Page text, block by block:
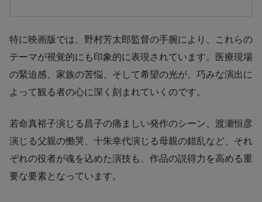
特に映画版では、野村芳太郎監督の手腕により、これらの
テーマが視覚的にも印象的に表現されています。医療現場
の緊迫感、家族の苦悩、そして希望の光が、巧みな演出に
よって観る者の心に深く刻まれていくのです。
若命真裕子演じる昌子の痛ましい発作のシーン、渡瀬恒彦
演じる父親の慟哭、十朱幸代演じる母親の錯乱など、それ
ぞれの役者が魂を込めた演技も、作品の説得力を高める重
要な要素となっています。